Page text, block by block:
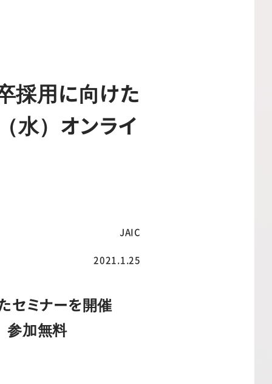
採用に向けた
水）オンライ
JAIC
2021.1.25
セミナーを開催
参加無料